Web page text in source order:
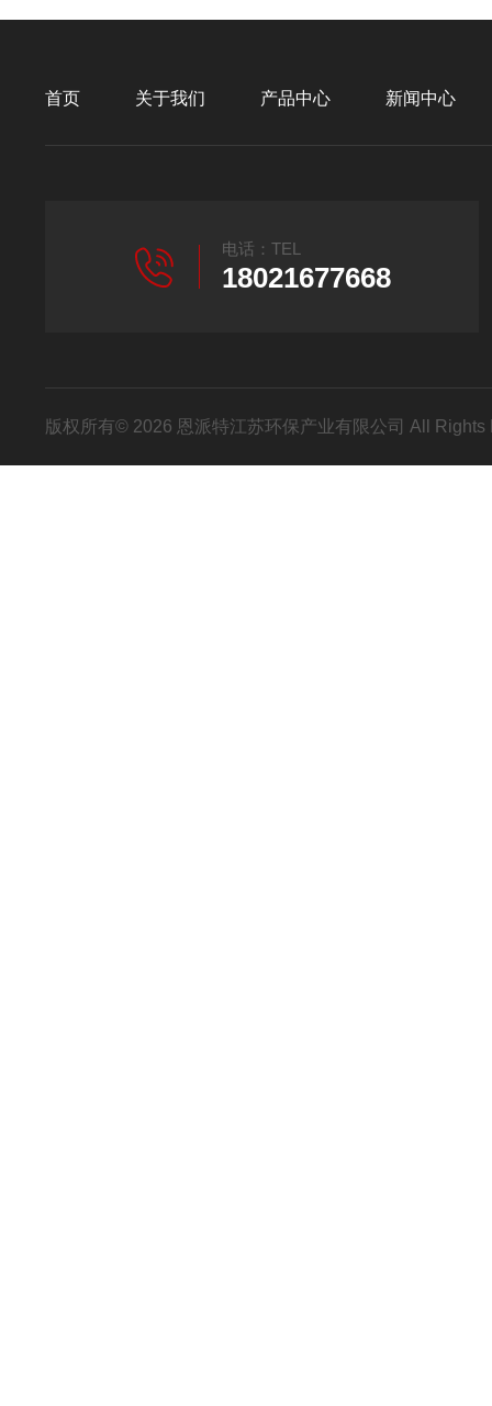
首页 关于我们 产品中心 新闻中心
电话：TEL
18021677668
版权所有© 2026 恩派特江苏环保产业有限公司 All